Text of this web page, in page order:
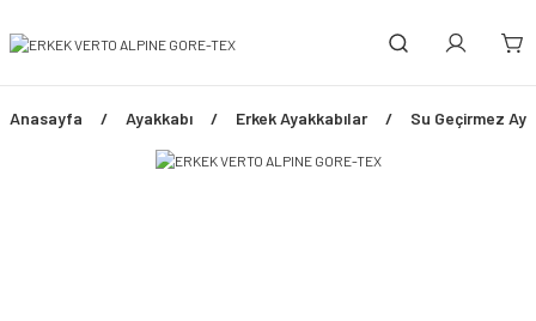
Anasayfa Ayakkabı Erkek Ayakkabılar Su Geçirmez